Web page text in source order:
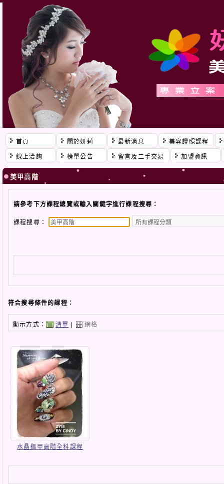
首頁 關於妍莉 最新消息 美容證照課程
線上洽詢 榜單公告 留言及二手交易 加盟資訊
美甲高階
請參考下方課程總覽或輸入關鍵字進行課程搜尋：
課程搜尋：
符合搜尋條件的課程：
顯示方式： 清單 | 網格
水晶指甲高階全科課程